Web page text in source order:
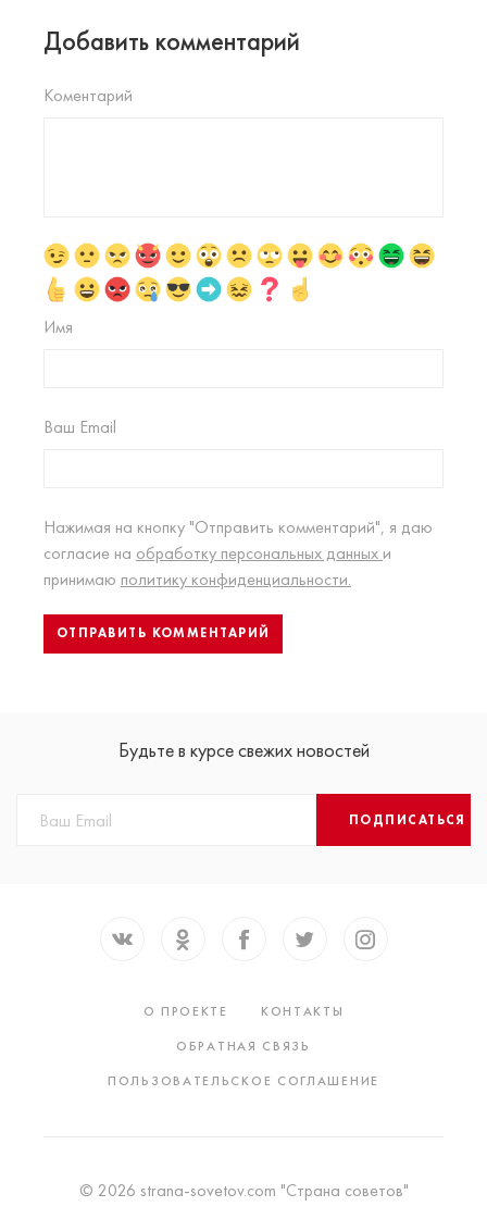
Добавить комментарий
Коментарий
Имя
Ваш Email
Нажимая на кнопку "Отправить комментарий", я даю
согласие на обработку персональных данных и
принимаю политику конфиденциальности.
Будьте в курсе свежих новостей
ПОДПИСАТЬСЯ
О ПРОЕКТЕ
КОНТАКТЫ
ОБРАТНАЯ СВЯЗЬ
ПОЛЬЗОВАТЕЛЬСКОЕ СОГЛАШЕНИЕ
© 2026 strana-sovetov.com "Страна советов"